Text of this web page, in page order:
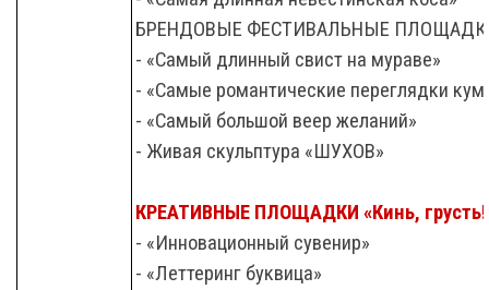
БРЕНДОВЫЕ ФЕСТИВАЛЬНЫЕ
- «Самый длинный свист на мураве»
- «Самые романтические переглядки
- «Самый большой веер желаний»
- Живая скульптура «ШУХОВ»
КРЕАТИВНЫЕ ПЛОЩАДКИ «Кинь,
- «Инновационный сувенир»
- «Леттеринг буквица»